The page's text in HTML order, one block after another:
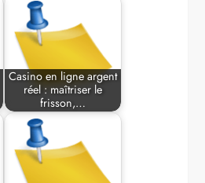
Casino en ligne argent
réel : maîtriser le
frisson,…